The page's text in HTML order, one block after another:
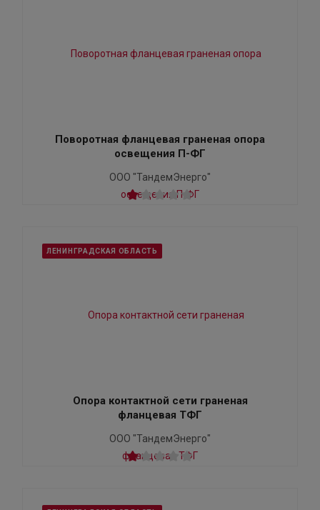
Поворотная фланцевая граненая опора
освещения П-ФГ
ООО "ТандемЭнерго"
ЛЕНИНГРАДСКАЯ ОБЛАСТЬ
Опора контактной сети граненая
фланцевая ТФГ
ООО "ТандемЭнерго"